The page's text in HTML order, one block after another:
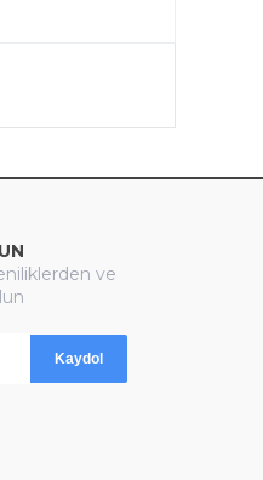
ve
Kaydol